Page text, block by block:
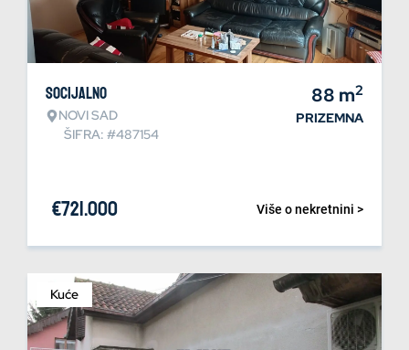
Socijalno
NOVI SAD
ŠIFRA: #487154
88 m2
PRIZEMNA
Više o nekretnini >
€721.000
Kuće